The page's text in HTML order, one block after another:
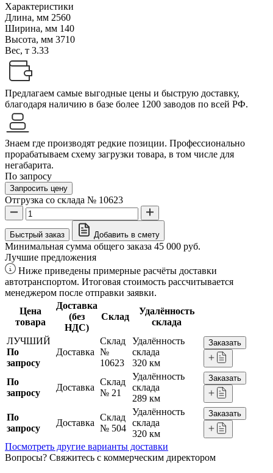
Характеристики
Длина, мм 2560
Ширина, мм 140
Высота, мм 3710
Вес, т 3.33
Предлагаем самые выгодные цены и быструю доставку,
благодаря наличию в базе более 1200 заводов по всей РФ.
Знаем где производят редкие позиции. Профессионально
прорабатываем схему загрузки товара, в том числе для
негабарита.
По запросу
Запросить цену
Отгрузка со склада № 10623
Быстрый заказ Добавить в смету
Минимальная сумма общего заказа 45 000 руб.
Лучшие предложения
Ниже приведены примерные расчёты доставки
автотранспортом. Итоговая стоимость рассчитывается
менеджером после отправки заявки.
Цена
товара
Доставка
(без
НДС)
Склад
Удалённость
склада
ЛУЧШИЙ
По
запросу
Доставка
Склад
№
10623
Удалённость
склада
320 км
Заказать
По
запросу
Доставка
Склад
№ 21
Удалённость
склада
289 км
Заказать
По
запросу
Доставка
Склад
№ 504
Удалённость
склада
320 км
Заказать
Посмотреть другие варианты доставки
Вопросы? Свяжитесь с коммерческим директором